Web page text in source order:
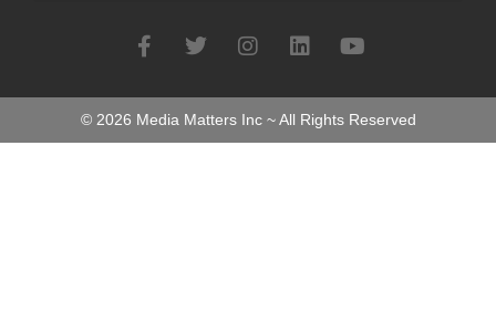
© 2026 Media Matters Inc ~ All Rights Reserved